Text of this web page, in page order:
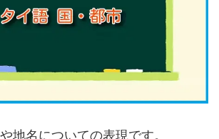
地名についての表現です。